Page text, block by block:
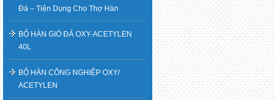
viết
Đá – Tiện Dụng Cho Thợ Hàn
BỘ HÀN GIÓ ĐÁ OXY-ACETYLEN
40L
BỘ HÀN CÔNG NGHIỆP OXY/
ACETYLEN